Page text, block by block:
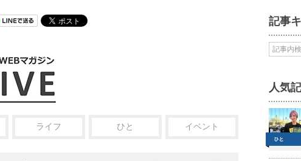
ライフ ひと イベント
記事
人気